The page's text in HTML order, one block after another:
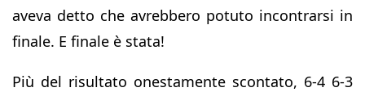
aveva detto che avrebbero potuto incontrarsi in
finale. E finale è stata!
Più del risultato onestamente scontato, 6-4 6-3